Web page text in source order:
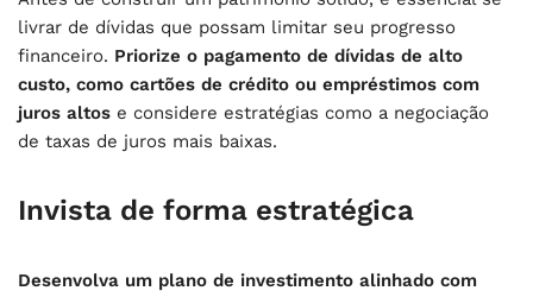
livrar de dívidas que possam limitar seu progresso
financeiro. Priorize o pagamento de dívidas de alto
custo, como cartões de crédito ou empréstimos com
juros altos e considere estratégias como a negociação
de taxas de juros mais baixas.
Invista de forma estratégica
Desenvolva um plano de investimento alinhado com